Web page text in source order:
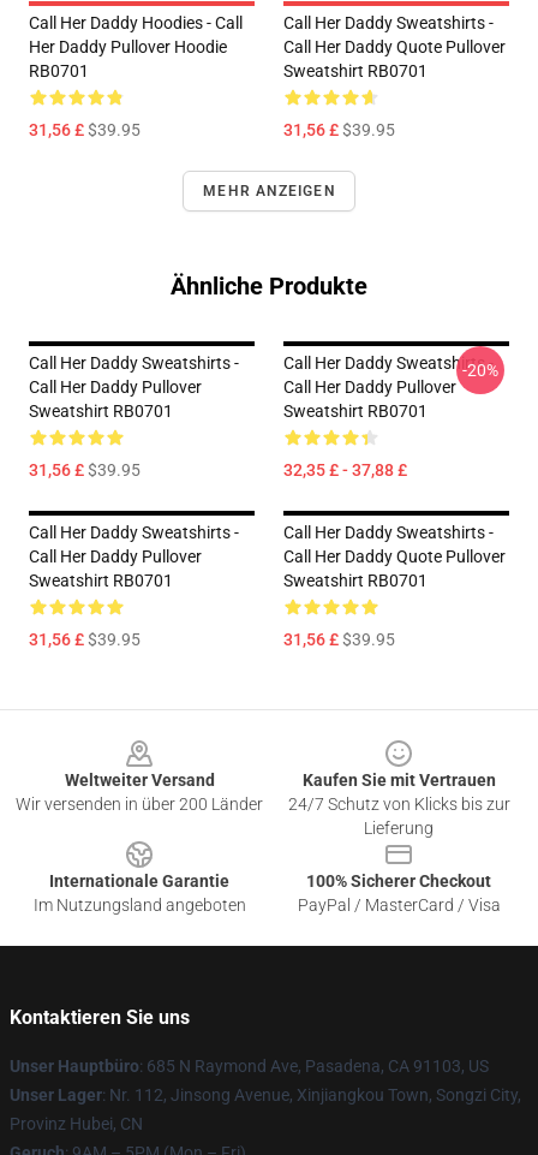
Call Her Daddy Hoodies - Call
Her Daddy Pullover Hoodie
RB0701
31,56 £$39.95
Call Her Daddy Sweatshirts -
Call Her Daddy Quote Pullover
Sweatshirt RB0701
31,56 £$39.95
MEHR ANZEIGEN
Ähnliche Produkte
Call Her Daddy Sweatshirts -
Call Her Daddy Pullover
Sweatshirt RB0701
31,56 £$39.95
Call Her Daddy Sweatshirts -
Call Her Daddy Pullover
Sweatshirt RB0701
32,35 £ - 37,88 £
-20%
Call Her Daddy Sweatshirts -
Call Her Daddy Pullover
Sweatshirt RB0701
31,56 £$39.95
Call Her Daddy Sweatshirts -
Call Her Daddy Quote Pullover
Sweatshirt RB0701
31,56 £$39.95
Weltweiter Versand
Wir versenden in über 200 Länder
Kaufen Sie mit Vertrauen
24/7 Schutz von Klicks bis zur
Lieferung
Internationale Garantie
Im Nutzungsland angeboten
100% Sicherer Checkout
PayPal / MasterCard / Visa
Kontaktieren Sie uns
Unser Hauptbüro: 685 N Raymond Ave, Pasadena, CA 91103, US
Unser Lager: Nr. 112, Jinsong Avenue, Xinjiangkou Town, Songzi City,
Provinz Hubei, CN